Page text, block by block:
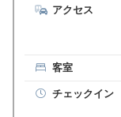
アクセス
客室
チェックイン